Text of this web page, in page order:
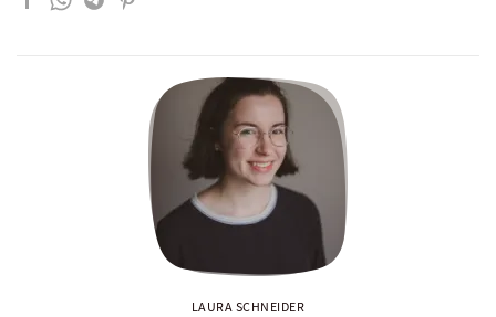
LAURA SCHNEIDER